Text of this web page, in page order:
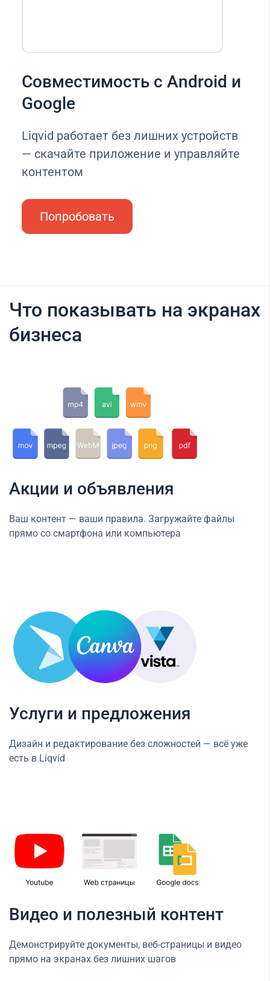
Совместимость с Android и
Google
Liqvid работает без лишних устройств
— скачайте приложение и управляйте
контентом
Попробовать
Что показывать на экранах
бизнеса
Акции и объявления
Ваш контент — ваши правила. Загружайте файлы
прямо со смартфона или компьютера
Услуги и предложения
Дизайн и редактирование без сложностей — всё уже
есть в Liqvid
Видео и полезный контент
Демонстрируйте документы, веб-страницы и видео
прямо на экранах без лишних шагов